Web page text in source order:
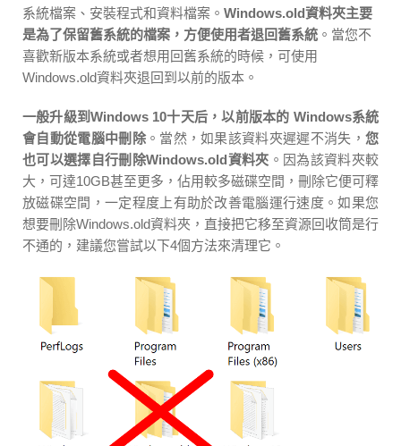
系統檔案、安裝程式和資料檔案。 Windows.old資料夾主要
是為了保留舊系統的檔案，方便使用者退回舊系統 。當您不
喜歡新版本系統或者想用回舊系統的時候，可使用
Windows.old資料夾退回到以前的版本。
一般升級到Windows 10十天后，以前版本的 Windows系統
會自動從電腦中刪除。當然，如果該資料夾遲遲不消失，您
也可以選擇自行刪除Windows.old資料夾 。因為該資料夾較
大，可達10GB甚至更多，佔用較多磁碟空間，刪除它便可釋
放磁碟空間，一定程度上有助於改善電腦運行速度。如果您
想要刪除Windows.old資料夾，直接把它移至資源回收筒是行
不通的，建議您嘗試以下4個方法來清理它。